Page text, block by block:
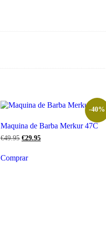
-40%
Maquina de Barba Merkur 47C
€49.95 €29.95
Comprar